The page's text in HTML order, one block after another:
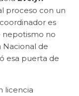
proceso con un
es
nepotismo no
Nacional de
esa puerta de
licencia